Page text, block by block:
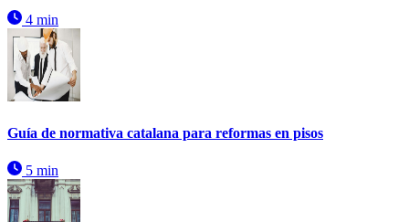
4 min
Guía de normativa catalana para reformas en pisos
5 min